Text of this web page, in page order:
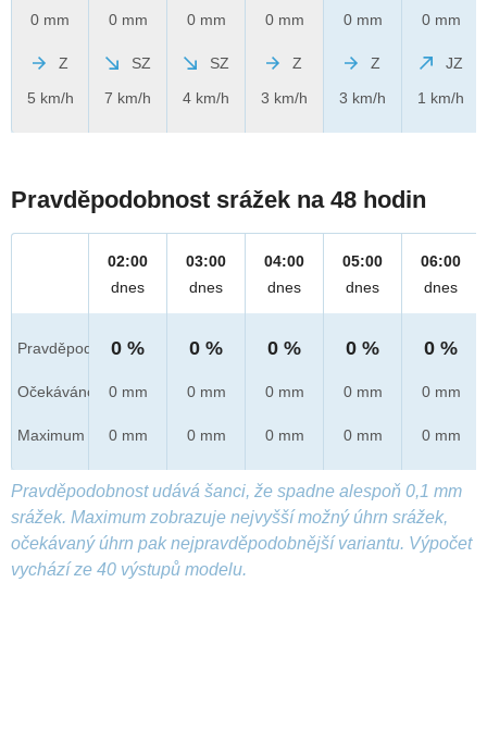
0 mm
Z
5 km/h
0 mm
SZ
7 km/h
0 mm
SZ
4 km/h
0 mm
Z
3 km/h
0 mm
Z
3 km/h
0 mm
JZ
1 km/h
Pravděpodobnost srážek na 48 hodin
Pravděpod.
Očekáváno
Maximum
02:00
dnes
0 %
0 mm
0 mm
03:00
dnes
0 %
0 mm
0 mm
04:00
dnes
0 %
0 mm
0 mm
05:00
dnes
0 %
0 mm
0 mm
06:00
dnes
0 %
0 mm
0 mm
Pravděpodobnost udává šanci, že spadne alespoň 0,1 mm
srážek. Maximum zobrazuje nejvyšší možný úhrn srážek,
očekávaný úhrn pak nejpravděpodobnější variantu. Výpočet
vychází ze 40 výstupů modelu.